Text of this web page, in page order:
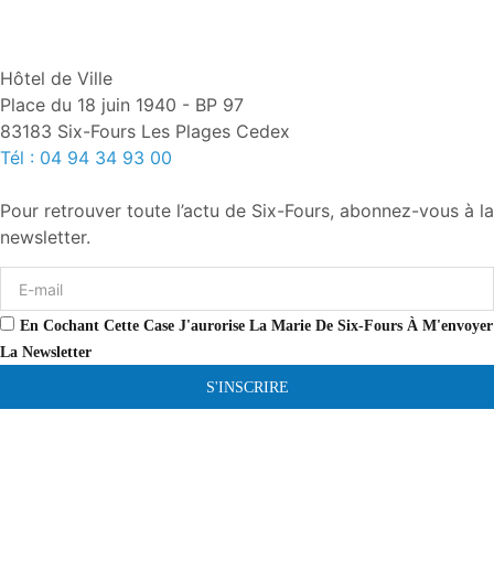
Hôtel de Ville
Place du 18 juin 1940 - BP 97
83183 Six-Fours Les Plages Cedex
Tél : 04 94 34 93 00
Pour retrouver toute l’actu de Six-Fours, abonnez-vous à la
newsletter.
En Cochant Cette Case J'aurorise La Marie De Six-Fours À M'envoyer
La Newsletter
S'INSCRIRE